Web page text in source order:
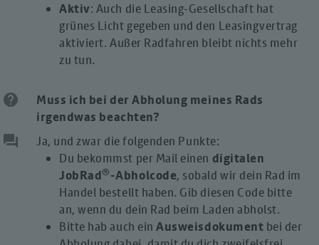
Aktiv: Auch die Leasing-Gesellschaft hat
grünes Licht gegeben und den Leasingvertrag
aktiviert. Außer Radfahren bleibt nichts mehr
zu tun.
help
Muss ich bei der Abholung meines Rads
irgendwas beachten?
question_answer
Ja, und zwar die folgenden Punkte:
Du bekommst per Mail einen digitalen
JobRad®-Abholcode, sobald wir dein Rad im
Handel bestellt haben. Gib diesen Code bitte
an, wenn du dein Rad beim Laden abholst.
Bitte hab auch einAusweisdokument bei der